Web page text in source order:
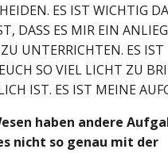
ES IST WICHTIG
DASS ES MIR EIN
UNTERRICHTEN. ES IST
SO VIEL LICHT ZU
IST. ES IST MEINE
haben andere
nicht so genau mit der